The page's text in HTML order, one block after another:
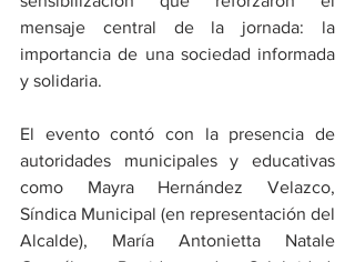
mensaje central de la jornada: la
importancia de una sociedad informada
y solidaria.
​El evento contó con la presencia de
autoridades municipales y educativas
como Mayra Hernández Velazco,
Síndica Municipal (en representación del
Alcalde), María Antonietta Natale